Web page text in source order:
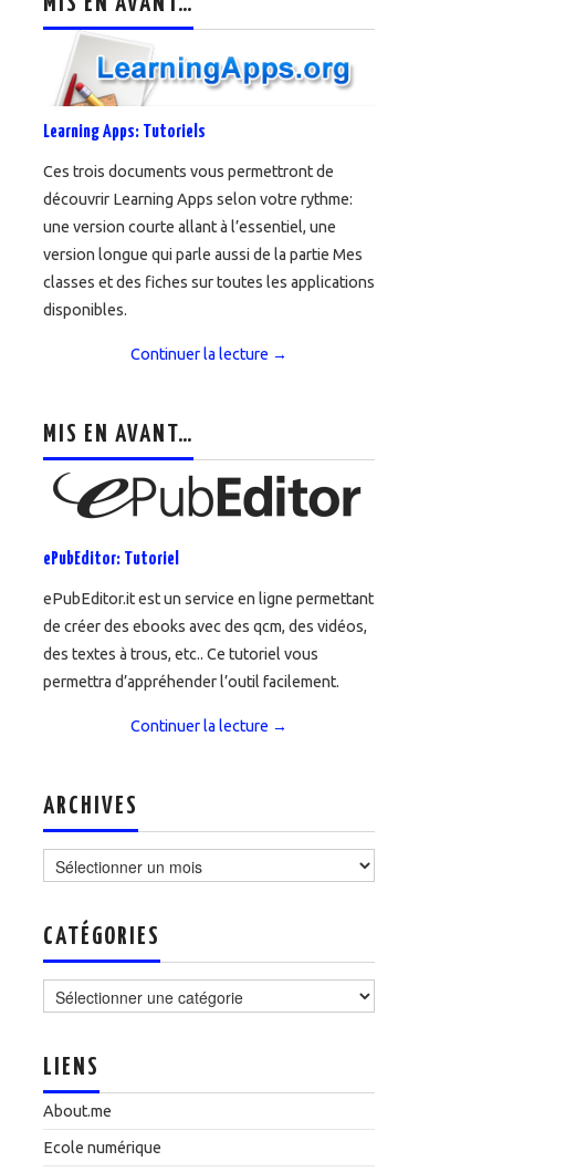
Learning Apps: Tutoriels
Ces trois documents vous permettront de
découvrir Learning Apps selon votre rythme:
une version courte allant à l’essentiel, une
version longue qui parle aussi de la partie Mes
classes et des fiches sur toutes les applications
disponibles.
Continuer la lecture →
MIS EN AVANT…
ePubEditor: Tutoriel
ePubEditor.it est un service en ligne permettant
de créer des ebooks avec des qcm, des vidéos,
des textes à trous, etc.. Ce tutoriel vous
permettra d’appréhender l’outil facilement.
Continuer la lecture →
ARCHIVES
CATÉGORIES
LIENS
About.me
Ecole numérique